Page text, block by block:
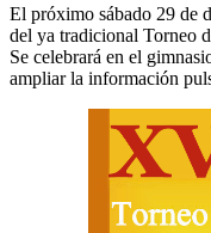
El próximo sábado 29 de
del ya tradicional Torneo
Se celebrará en el
ampliar la información